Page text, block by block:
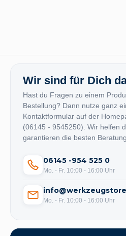
Wir sind für Dich
Hast du Fragen zu einem
Bestellung? Dann nutze ganz
Kontaktformular auf der
(06145 - 9545250). Wir helfen
garantieren die besten
06145 -954 525 0
Mo. - Fr. 10:00 - 16:00 Uhr
Mo. - Fr. 10:00 - 16:00 Uhr